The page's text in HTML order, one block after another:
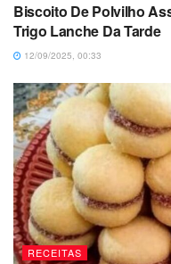
Biscoito De Polvilho
Trigo Lanche Da Tarde
12/09/2025, 00:33
RECEITAS